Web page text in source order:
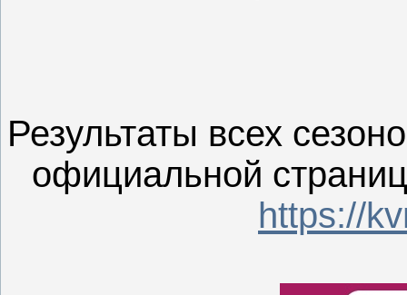
Результаты всех
официальной
https://